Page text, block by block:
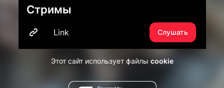
Стримы
Link Слушать
Этот сайт использует файлы cookie